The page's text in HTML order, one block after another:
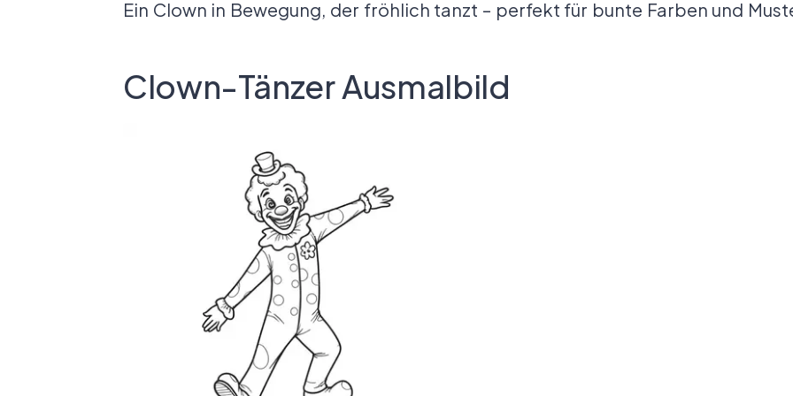
Ein Clown in Bewegung, der fröhlich tanzt – perfekt für bunte Farben und
Clown-Tänzer Ausmalbild